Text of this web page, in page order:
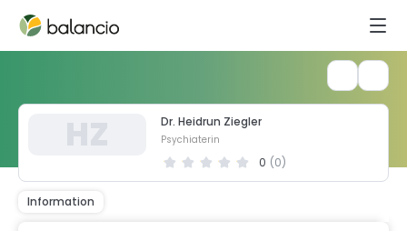
Dr. Heidrun Ziegler
Psychiaterin
0 (0)
Information